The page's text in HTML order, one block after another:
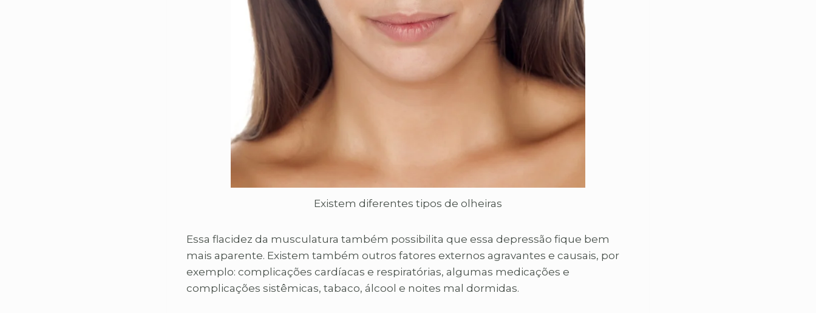
Existem diferentes tipos de olheiras
Essa flacidez da musculatura também possibilita que essa depressão fique bem
mais aparente. Existem também outros fatores externos agravantes e causais, por
exemplo: complicações cardíacas e respiratórias, algumas medicações e
complicações sistêmicas, tabaco, álcool e noites mal dormidas.